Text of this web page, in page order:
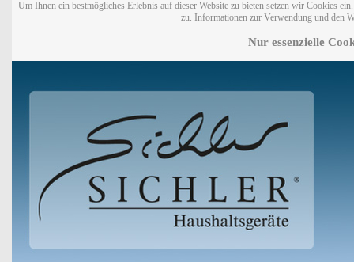
Um Ihnen ein bestmögliches Erlebnis auf dieser Website zu bieten setzen wir Cookies
zu. Informationen zur Verwendung und den
Nur essenzielle